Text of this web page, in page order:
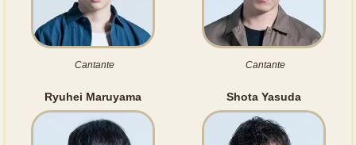
Cantante Cantante
Ryuhei Maruyama Shota Yasuda